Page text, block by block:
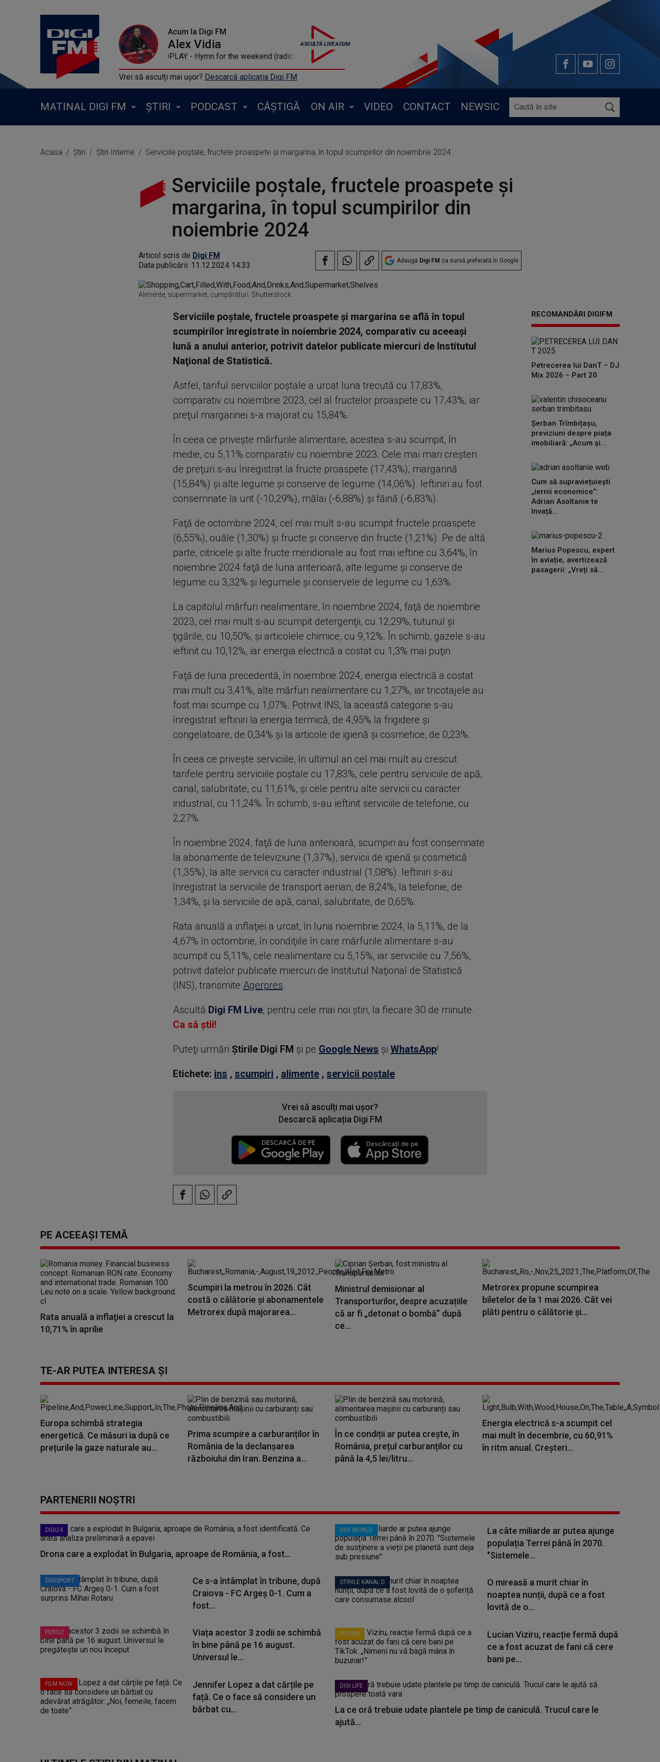
Acum la Digi FM
Alex Vidia
COLDPLAY - Hymn for the weekend (radio edit)
Vrei să asculți mai ușor? Descarcă aplicația Digi FM
MATINAL DIGI FM ȘTIRI PODCAST CÂȘTIGĂ ON AIR VIDEO CONTACT NEWSIC
Acasa Știri Știri Interne Serviciile poştale, fructele proaspete şi margarina, în topul scumpirilor din noiembrie 2024
Serviciile poştale, fructele proaspete şi
margarina, în topul scumpirilor din
noiembrie 2024
Articol scris de Digi FM
Data publicării: 11.12.2024 14:33 Adaugă Digi FM ca sursă preferată în Google
Alimente, supermarket, cumpărături. Shutterstock
Serviciile poştale, fructele proaspete şi margarina se află în topul
scumpirilor înregistrate în noiembrie 2024, comparativ cu aceeaşi
lună a anului anterior, potrivit datelor publicate miercuri de Institutul
Naţional de Statistică.
Astfel, tariful serviciilor poştale a urcat luna trecută cu 17,83%,
comparativ cu noiembrie 2023, cel al fructelor proaspete cu 17,43%, iar
preţul margarinei s-a majorat cu 15,84%.
În ceea ce priveşte mărfurile alimentare, acestea s-au scumpit, în
medie, cu 5,11% comparativ cu noiembrie 2023. Cele mai mari creşteri
de preţuri s-au înregistrat la fructe proaspete (17,43%), margarină
(15,84%) şi alte legume şi conserve de legume (14,06%). Ieftiniri au fost
consemnate la unt (-10,29%), mălai (-6,88%) şi făină (-6,83%).
Faţă de octombrie 2024, cel mai mult s-au scumpit fructele proaspete
(6,55%), ouăle (1,30%) şi fructe şi conserve din fructe (1,21%). Pe de altă
parte, citricele şi alte fructe meridionale au fost mai ieftine cu 3,64%, în
noiembrie 2024 faţă de luna anterioară, alte legume şi conserve de
legume cu 3,32% şi legumele şi conservele de legume cu 1,63%.
La capitolul mărfuri nealimentare, în noiembrie 2024, faţă de noiembrie
2023, cel mai mult s-au scumpit detergenţii, cu 12,29%, tutunul şi
ţigările, cu 10,50%, şi articolele chimice, cu 9,12%. În schimb, gazele s-au
ieftinit cu 10,12%, iar energia electrică a costat cu 1,3% mai puţin.
Faţă de luna precedentă, în noiembrie 2024, energia electrică a costat
mai mult cu 3,41%, alte mărfuri nealimentare cu 1,27%, iar tricotajele au
fost mai scumpe cu 1,07%. Potrivit INS, la această categorie s-au
înregistrat ieftiniri la energia termică, de 4,95% la frigidere şi
congelatoare, de 0,34% şi la articole de igienă şi cosmetice, de 0,23%.
În ceea ce priveşte serviciile, în ultimul an cel mai mult au crescut
tarifele pentru serviciile poştale cu 17,83%, cele pentru serviciile de apă,
canal, salubritate, cu 11,61%, şi cele pentru alte servicii cu caracter
industrial, cu 11,24%. În schimb, s-au ieftinit serviciile de telefonie, cu
2,27%.
În noiembrie 2024, faţă de luna anterioară, scumpiri au fost consemnate
la abonamente de televiziune (1,37%), servicii de igienă şi cosmetică
(1,35%), la alte servicii cu caracter industrial (1,08%). Ieftiniri s-au
înregistrat la serviciile de transport aerian, de 8,24%, la telefonie, de
1,34%, şi la serviciile de apă, canal, salubritate, de 0,65%.
Rata anuală a inflaţiei a urcat, în luna noiembrie 2024, la 5,11%, de la
4,67% în octombrie, în condiţiile în care mărfurile alimentare s-au
scumpit cu 5,11%, cele nealimentare cu 5,15%, iar serviciile cu 7,56%,
potrivit datelor publicate miercuri de Institutul Naţional de Statistică
(INS), transmite Agerpres.
Ascultă Digi FM Live, pentru cele mai noi știri, la fiecare 30 de minute.
Ca să știi!
Puteţi urmări Știrile Digi FM şi pe Google News şi WhatsApp!
Etichete: ins , scumpiri , alimente, servicii poștale
Vrei să asculți mai ușor?
Descarcă aplicația Digi FM
RECOMANDĂRI DIGIFM
Petrecerea lui DanT – DJ
Mix 2026 – Part 20
Șerban Trîmbițașu,
previziuni despre piața
imobiliară: „Acum și...
Cum să supraviețuiești
„iernii economice”:
Adrian Asoltanie te
învață...
Marius Popescu, expert
în aviație, avertizează
pasagerii: „Vreți să...
PE ACEEAȘI TEMĂ
Rata anuală a inflaţiei a crescut la
10,71% în aprilie
Scumpiri la metrou în 2026. Cât
costă o călătorie și abonamentele
Metrorex după majorarea...
Ministrul demisionar al
Transporturilor, despre acuzațiile
că ar fi „detonat o bombă” după
ce...
Metrorex propune scumpirea
biletelor de la 1 mai 2026. Cât vei
plăti pentru o călătorie și...
TE-AR PUTEA INTERESA ȘI
Europa schimbă strategia
energetică. Ce măsuri ia după ce
prețurile la gaze naturale au...
Prima scumpire a carburanților în
România de la declanșarea
războiului din Iran. Benzina a...
În ce condiții ar putea crește, în
România, prețul carburanților cu
până la 4,5 lei/litru...
Energia electrică s-a scumpit cel
mai mult în decembrie, cu 60,91%
în ritm anual. Creşteri...
PARTENERII NOȘTRI
DIGI24
Drona care a explodat în Bulgaria, aproape de România, a fost...
DIGISPORT
Ce s-a întâmplat în tribune, după
Craiova - FC Argeș 0-1. Cum a
fost...
PEROZ
Viața acestor 3 zodii se schimbă
în bine până pe 16 august.
Universul le...
FILM NOW
Jennifer Lopez a dat cărțile pe
față. Ce o face să considere un
bărbat cu...
DIGI WORLD
La câte miliarde ar putea ajunge
populația Terrei până în 2070.
"Sistemele...
STIRILE KANAL D
O mireasă a murit chiar în
noaptea nunții, după ce a fost
lovită de o...
PROFM
Lucian Viziru, reacție fermă după
ce a fost acuzat de fani că cere
bani pe...
DIGI LIFE
La ce oră trebuie udate plantele pe timp de caniculă. Trucul care le
ajută...